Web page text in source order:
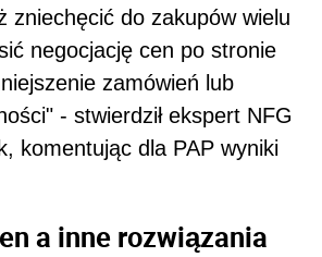
zniechęcić do zakupów wielu
negocjację cen po stronie
zamówień lub
- stwierdził ekspert NFG
komentując dla PAP wyniki
a inne rozwiązania